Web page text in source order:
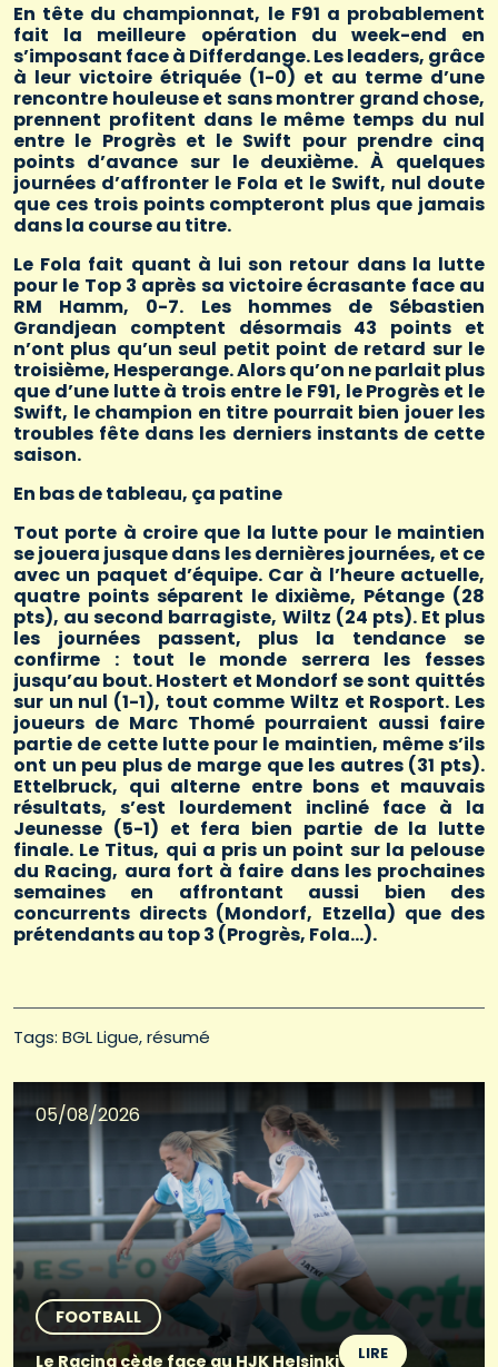
En tête du championnat, le F91 a probablement
fait la meilleure opération du week-end en
s’imposant face à Differdange. Les leaders, grâce
à leur victoire étriquée (1-0) et au terme d’une
rencontre houleuse et sans montrer grand chose,
prennent profitent dans le même temps du nul
entre le Progrès et le Swift pour prendre cinq
points d’avance sur le deuxième. À quelques
journées d’affronter le Fola et le Swift, nul doute
que ces trois points compteront plus que jamais
dans la course au titre.
Le Fola fait quant à lui son retour dans la lutte
pour le Top 3 après sa victoire écrasante face au
RM Hamm, 0-7. Les hommes de Sébastien
Grandjean comptent désormais 43 points et
n’ont plus qu’un seul petit point de retard sur le
troisième, Hesperange. Alors qu’on ne parlait plus
que d’une lutte à trois entre le F91, le Progrès et le
Swift, le champion en titre pourrait bien jouer les
troubles fête dans les derniers instants de cette
saison.
En bas de tableau, ça patine
Tout porte à croire que la lutte pour le maintien
se jouera jusque dans les dernières journées, et ce
avec un paquet d’équipe. Car à l’heure actuelle,
quatre points séparent le dixième, Pétange (28
pts), au second barragiste, Wiltz (24 pts). Et plus
les journées passent, plus la tendance se
confirme : tout le monde serrera les fesses
jusqu’au bout. Hostert et Mondorf se sont quittés
sur un nul (1-1), tout comme Wiltz et Rosport. Les
joueurs de Marc Thomé pourraient aussi faire
partie de cette lutte pour le maintien, même s’ils
ont un peu plus de marge que les autres (31 pts).
Ettelbruck, qui alterne entre bons et mauvais
résultats, s’est lourdement incliné face à la
Jeunesse (5-1) et fera bien partie de la lutte
finale. Le Titus, qui a pris un point sur la pelouse
du Racing, aura fort à faire dans les prochaines
semaines en affrontant aussi bien des
concurrents directs (Mondorf, Etzella) que des
prétendants au top 3 (Progrès, Fola…).
Tags: BGL Ligue résumé
05/08/2026
FOOTBALL
Le Racing cède face au HJK Helsinki
LIRE